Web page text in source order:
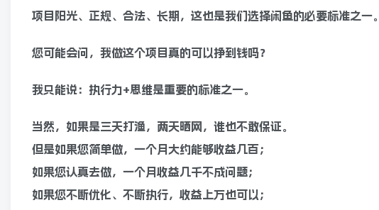
项目阳光、正规、合法、长期，这也是我们选择闲鱼的必要标准之一。
您可能会问，我做这个项目真的可以挣到钱吗？
我只能说：执行力+思维是重要的标准之一。
当然，如果是三天打渔，两天晒网，谁也不敢保证。
但是如果您简单做，一个月大约能够收益几百；
如果您认真去做，一个月收益几千不成问题；
如果您不断优化、不断执行，收益上万也可以；